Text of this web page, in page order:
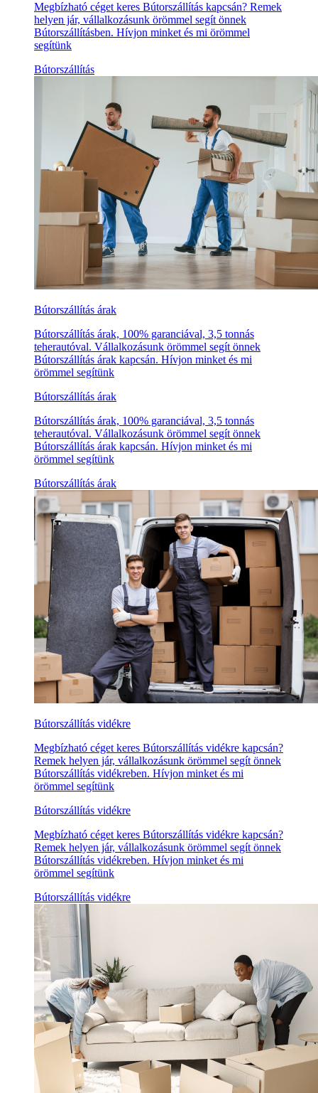
Megbízható céget keres Bútorszállítás kapcsán? Remek
helyen jár, vállalkozásunk örömmel segít önnek
Bútorszállításben. Hívjon minket és mi örömmel
segítünk
Bútorszállítás
Bútorszállítás árak
Bútorszállítás árak, 100% garanciával, 3,5 tonnás
teherautóval. Vállalkozásunk örömmel segít önnek
Bútorszállítás árak kapcsán. Hívjon minket és mi
örömmel segítünk
Bútorszállítás árak
Bútorszállítás árak, 100% garanciával, 3,5 tonnás
teherautóval. Vállalkozásunk örömmel segít önnek
Bútorszállítás árak kapcsán. Hívjon minket és mi
örömmel segítünk
Bútorszállítás árak
Bútorszállítás vidékre
Megbízható céget keres Bútorszállítás vidékre kapcsán?
Remek helyen jár, vállalkozásunk örömmel segít önnek
Bútorszállítás vidékreben. Hívjon minket és mi
örömmel segítünk
Bútorszállítás vidékre
Megbízható céget keres Bútorszállítás vidékre kapcsán?
Remek helyen jár, vállalkozásunk örömmel segít önnek
Bútorszállítás vidékreben. Hívjon minket és mi
örömmel segítünk
Bútorszállítás vidékre